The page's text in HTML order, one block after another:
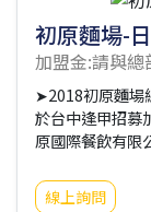
初原麵場-
加盟金:請與總
➤2018初原麵場
於台中逢甲招
原國際餐飲有限
府、木曜4超玩
線上詢問